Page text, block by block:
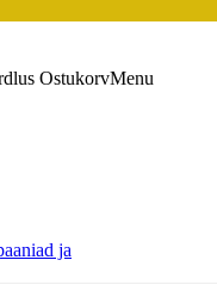
OstukorvMenu
ja